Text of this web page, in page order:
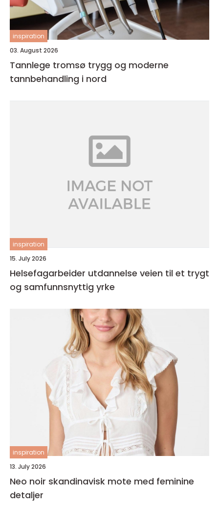
inspiration
03. August 2026
Tannlege tromsø trygg og moderne
tannbehandling i nord
inspiration
15. July 2026
Helsefagarbeider utdannelse veien til et trygt
og samfunnsnyttig yrke
inspiration
13. July 2026
Neo noir skandinavisk mote med feminine
detaljer